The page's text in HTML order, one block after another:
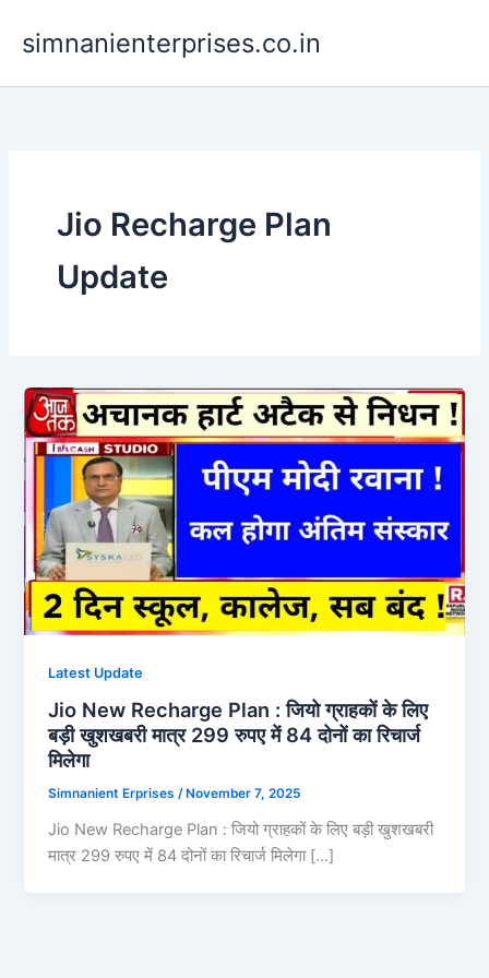
simnanienterprises.co.in
Jio Recharge Plan
Update
Latest Update
Jio New Recharge Plan : जियो ग्राहकों के लिए
बड़ी खुशखबरी मात्र 299 रुपए में 84 दोनों का रिचार्ज
मिलेगा
Simnanient Erprises/ November 7, 2025
Jio New Recharge Plan : जियो ग्राहकों के लिए बड़ी खुशखबरी
मात्र 299 रुपए में 84 दोनों का रिचार्ज मिलेगा […]